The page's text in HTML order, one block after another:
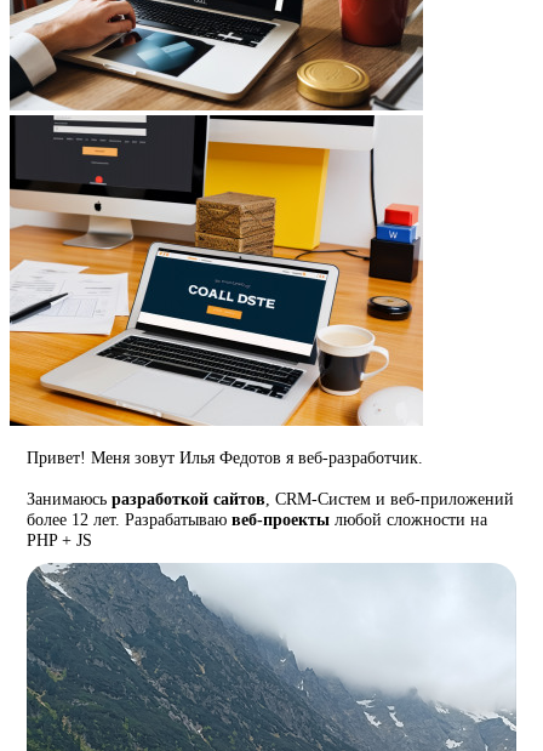
Привет! Меня зовут Илья Федотов я веб-разработчик.
Занимаюсьразработкой сайтов , CRM-Систем и веб-приложений
более 12 лет. Разрабатываювеб-проекты любой сложности на
PHP + JS